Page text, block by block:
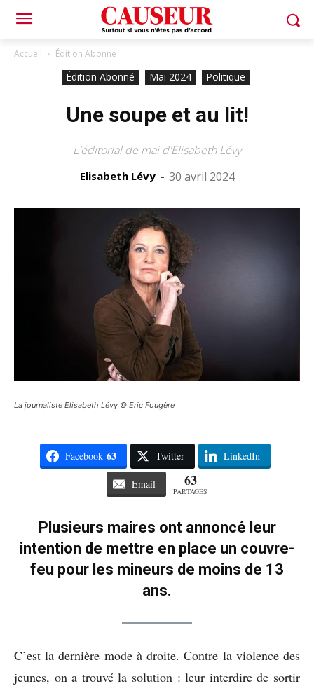
Accueil Édition Abonné
Édition Abonné Mai 2024 Politique
Une soupe et au lit!
L'éditorial de mai d'Elisabeth Lévy
Elisabeth Lévy - 30 avril 2024
La journaliste Elisabeth Lévy © Eric Fougère
Facebook 63 Twitter LinkedIn
Email 63
PARTAGES
Plusieurs maires ont annoncé leur
intention de mettre en place un couvre-
feu pour les mineurs de moins de 13
ans.
C’est la dernière mode à droite. Contre la violence des
jeunes, on a trouvé la solution : leur interdire de sortir